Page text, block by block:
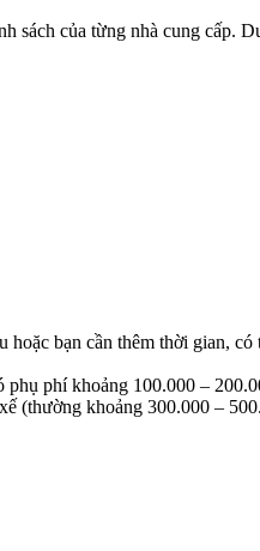
sách của từng nhà cung cấp.
bạn cần thêm thời gian,
phụ phí khoảng 100.000 –
(thường khoảng 300.000 –